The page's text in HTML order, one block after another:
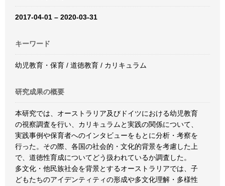
2017-04-01 – 2020-03-31
キーワード
幼児教育・保育 / 道徳教育 / カリキュラム
研究成果の概要
本研究では、オーストラリア及びドイツにおける幼児教育
の視察調査を行い、カリキュラムと実践の関係について、
実践事例や保育者へのインタビューをもとに分析・考察を
行った。その際、各国の社会的・文化的背景を考慮した上
で、道徳性育成についてどう扱われているか調査した。
多文化・他民族社会を背景とするオーストラリアでは、子
どもたちのアイデンティティの形成や多文化理解・多様性